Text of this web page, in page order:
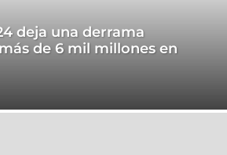
deja una derrama
de 6 mil millones en